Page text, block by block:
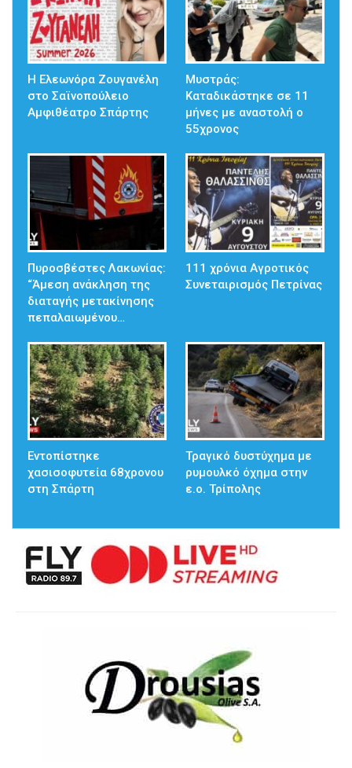
Η Ελεωνόρα Ζουγανέλη
στο Σαϊνοπούλειο
Αμφιθέατρο Σπάρτης
Μυστράς:
Καταδικάστηκε σε 11
μήνες με αναστολή ο
55χρονος
Πυροσβέστες Λακωνίας:
“Άμεση ανάκληση της
διαταγής μετακίνησης
πεπαλαιωμένου…
111 χρόνια Αγροτικός
Συνεταιρισμός Πετρίνας
Εντοπίστηκε
χασισοφυτεία 68χρονου
στη Σπάρτη
Τραγικό δυστύχημα με
ρυμουλκό όχημα στην
ε.ο. Τρίπολης